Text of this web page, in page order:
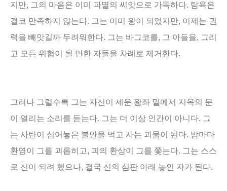
지만, 그의 마음은 이미 파멸의 씨앗으로 가득하다. 탐욕은
결코 만족하지 않는다. 그는 이미 왕이 되었지만, 이제는 권
력을 빼앗길까 두려워한다. 그는 바그코를, 그 아들을, 그리
고 모든 위협이 될 만한 자들을 차례로 제거한다.
그러나 그럴수록 그는 자신이 세운 왕좌 밑에서 지옥의 문
이 열리는 소리를 듣는다. 그는 더 이상 인간이 아니다. 그
는 사탄이 심어놓은 불안을 먹고 사는 괴물이 된다. 밤마다
환영이 그를 괴롭히고, 피의 환상이 그를 쫓는다. 그는 스스
로 신이 되려 했으나, 결국 신의 심판 아래 놓인 자가 된다.